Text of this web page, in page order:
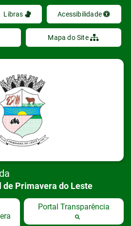
Libras Acessibilidade
Mapa do Site
Primavera do Leste
Portal Transparência